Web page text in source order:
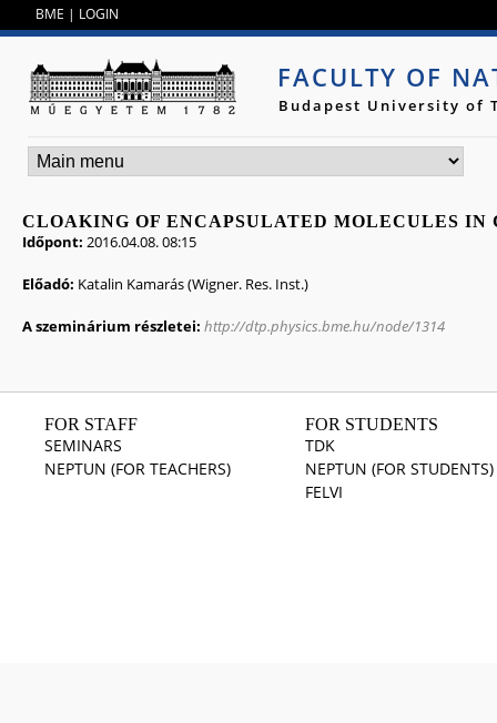
BME | LOGIN
FACULTY OF
Budapest University of
CLOAKING OF ENCAPSULATED MOLECULES
Időpont: 2016.04.08. 08:15
Előadó: Katalin Kamarás (Wigner. Res. Inst.)
A szeminárium részletei: http://dtp.physics.bme.hu/node/1314
FOR STAFF
SEMINARS
NEPTUN (FOR TEACHERS)
FOR STUDENTS
TDK
NEPTUN (FOR STUDENTS)
FELVI